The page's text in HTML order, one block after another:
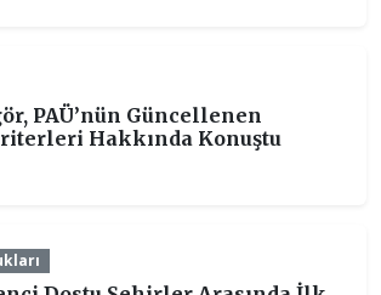
PAÜ’nün Güncellenen
Hakkında Konuştu